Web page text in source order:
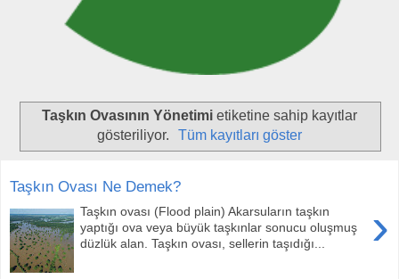
Taşkın Ovasının Yönetimi etiketine sahip kayıtlar
gösteriliyor.
Tüm kayıtları göster
Taşkın Ovası Ne Demek?
›
Taşkın ovası (Flood plain) Akarsuların taşkın
yaptığı ova veya büyük taşkınlar sonucu oluşmuş
düzlük alan. Taşkın ovası, sellerin taşıdığı...